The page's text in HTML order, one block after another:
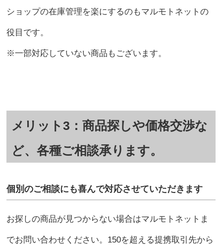
ショップの在庫管理を楽にするのもマルモトネットの
役目です。
※一部対応していない商品もございます。
メリット3：商品探しや価格交渉な
ど、各種ご相談承ります。
個別のご相談にも喜んで対応させていただきます
お探しの商品が見つからない場合はマルモトネットま
でお問い合わせください。150を超える提携取引先から